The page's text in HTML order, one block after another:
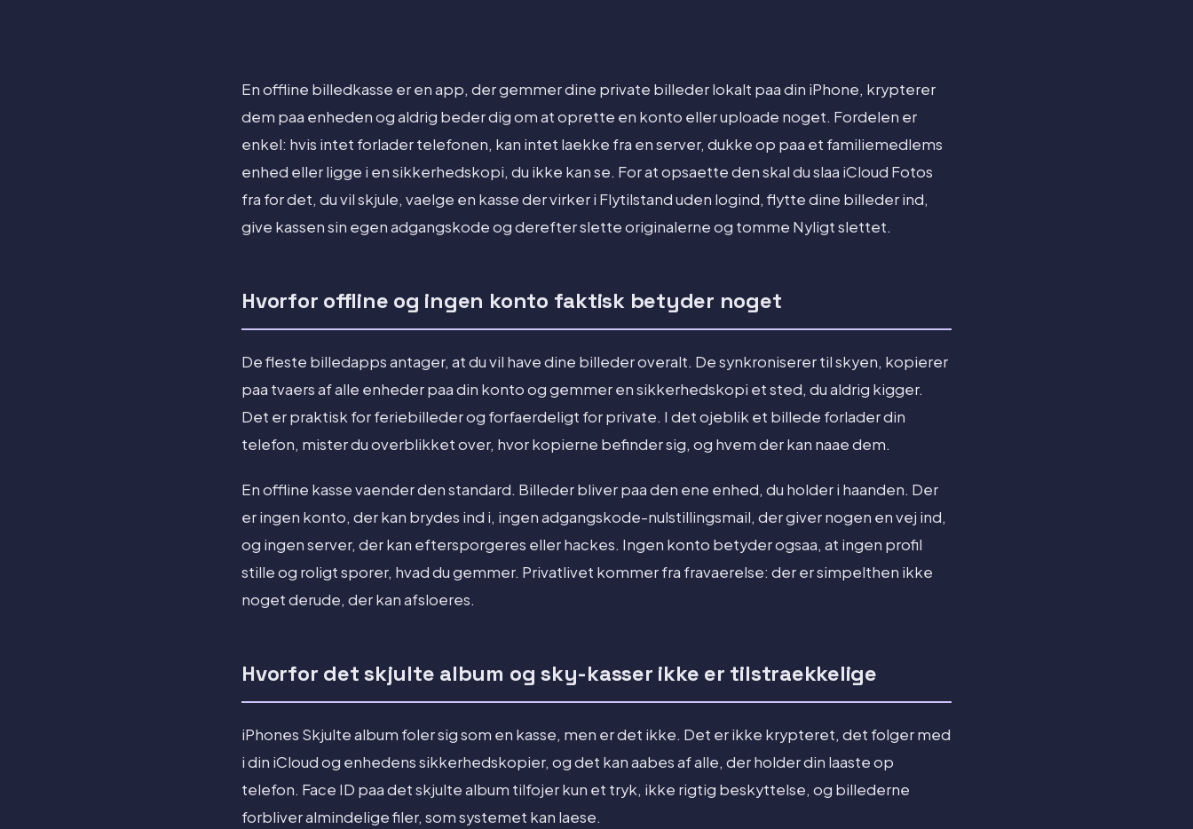
En offline billedkasse er en app, der gemmer dine private billeder lokalt paa din iPhone, krypterer
dem paa enheden og aldrig beder dig om at oprette en konto eller uploade noget. Fordelen er
enkel: hvis intet forlader telefonen, kan intet laekke fra en server, dukke op paa et familiemedlems
enhed eller ligge i en sikkerhedskopi, du ikke kan se. For at opsaette den skal du slaa iCloud Fotos
fra for det, du vil skjule, vaelge en kasse der virker i Flytilstand uden logind, flytte dine billeder ind,
give kassen sin egen adgangskode og derefter slette originalerne og tomme Nyligt slettet.
Hvorfor offline og ingen konto faktisk betyder noget
De fleste billedapps antager, at du vil have dine billeder overalt. De synkroniserer til skyen, kopierer
paa tvaers af alle enheder paa din konto og gemmer en sikkerhedskopi et sted, du aldrig kigger.
Det er praktisk for feriebilleder og forfaerdeligt for private. I det ojeblik et billede forlader din
telefon, mister du overblikket over, hvor kopierne befinder sig, og hvem der kan naae dem.
En offline kasse vaender den standard. Billeder bliver paa den ene enhed, du holder i haanden. Der
er ingen konto, der kan brydes ind i, ingen adgangskode-nulstillingsmail, der giver nogen en vej ind,
og ingen server, der kan eftersporgeres eller hackes. Ingen konto betyder ogsaa, at ingen profil
stille og roligt sporer, hvad du gemmer. Privatlivet kommer fra fravaerelse: der er simpelthen ikke
noget derude, der kan afsloeres.
Hvorfor det skjulte album og sky-kasser ikke er tilstraekkelige
iPhones Skjulte album foler sig som en kasse, men er det ikke. Det er ikke krypteret, det folger med
i din iCloud og enhedens sikkerhedskopier, og det kan aabes af alle, der holder din laaste op
telefon. Face ID paa det skjulte album tilfojer kun et tryk, ikke rigtig beskyttelse, og billederne
forbliver almindelige filer, som systemet kan laese.